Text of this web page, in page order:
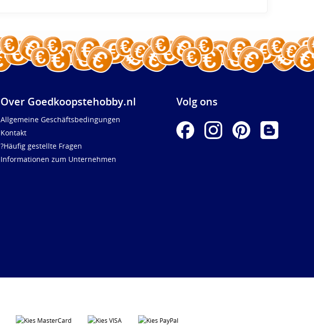
Over Goedkoopstehobby.nl
Allgemeine Geschäftsbedingungen
Kontakt
?Häufig gestellte Fragen
Informationen zum Unternehmen
Volg ons